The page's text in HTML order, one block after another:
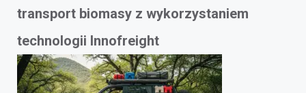
transport biomasy z wykorzystaniem
technologii Innofreight